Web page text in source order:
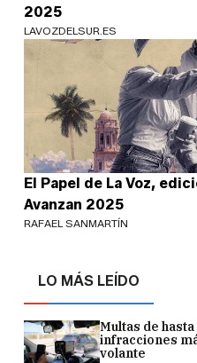
LO MÁS LEÍDO
Multas de
infracciones
volante
2025
LAVOZDELSUR.ES
El Papel de La Voz,
Avanzan 2025
RAFAEL SANMARTÍN